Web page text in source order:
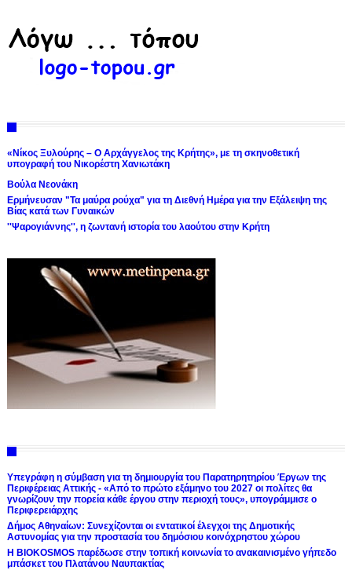
«Νίκος Ξυλούρης – Ο Αρχάγγελος της Κρήτης», με τη σκηνοθετική
υπογραφή του Νικορέστη Χανιωτάκη
Βούλα Νεονάκη
Ερμήνευσαν "Τα μαύρα ρούχα" για τη Διεθνή Ημέρα για την Εξάλειψη της
Βίας κατά των Γυναικών
''Ψαρογιάννης'', η ζωντανή ιστορία του λαούτου στην Κρήτη
Υπεγράφη η σύμβαση για τη δημιουργία του Παρατηρητηρίου Έργων της
Περιφέρειας Αττικής - «Από το πρώτο εξάμηνο του 2027 οι πολίτες θα
γνωρίζουν την πορεία κάθε έργου στην περιοχή τους», υπογράμμισε ο
Περιφερειάρχης
Δήμος Αθηναίων: Συνεχίζονται οι εντατικοί έλεγχοι της Δημοτικής
Αστυνομίας για την προστασία του δημόσιου κοινόχρηστου χώρου
Η BIOKOSMOS παρέδωσε στην τοπική κοινωνία το ανακαινισμένο γήπεδο
μπάσκετ του Πλατάνου Ναυπακτίας